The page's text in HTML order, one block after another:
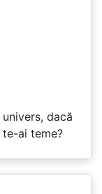
dacă
ai teme?